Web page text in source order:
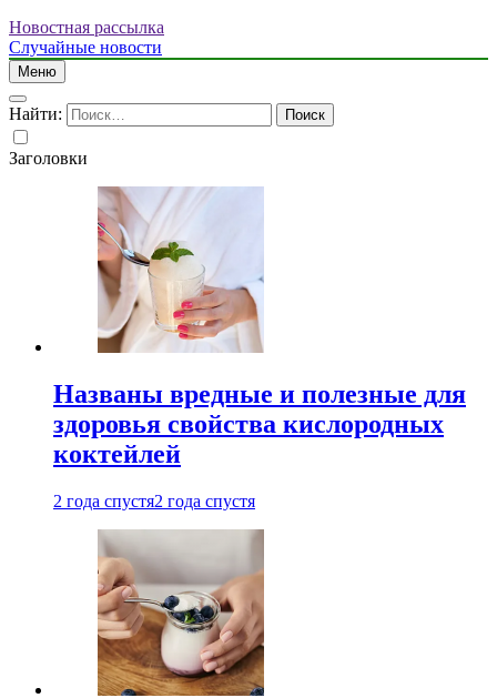
Новостная рассылка
Случайные новости
Меню
Найти:
Заголовки
Названы вредные и полезные для
здоровья свойства кислородных
коктейлей
2 года спустя2 года спустя